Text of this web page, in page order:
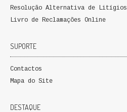
Resolução Alternativa de Litígios
Livro de Reclamações Online
SUPORTE
Contactos
Mapa do Site
DESTAQUE